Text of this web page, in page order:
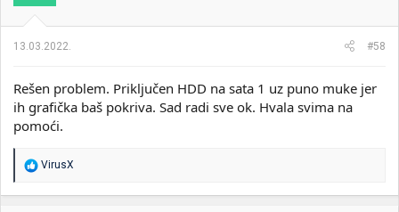
13.03.2022. #58
Rešen problem. Priključen HDD na sata 1 uz puno muke jer
ih grafička baš pokriva. Sad radi sve ok. Hvala svima na
pomoći.
R
VirusX